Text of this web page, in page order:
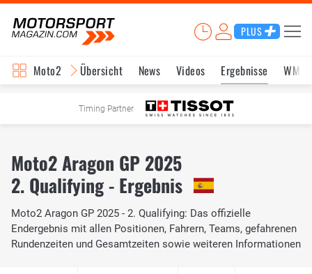
PLUS
Moto2 Übersicht News Videos Ergebnisse WM-
Timing Partner
Moto2 Aragon GP 2025
2. Qualifying - Ergebnis
Moto2 Aragon GP 2025 - 2. Qualifying: Das offizielle
Endergebnis mit allen Positionen, Fahrern, Teams, gefahrenen
Rundenzeiten und Gesamtzeiten sowie weiteren Informationen